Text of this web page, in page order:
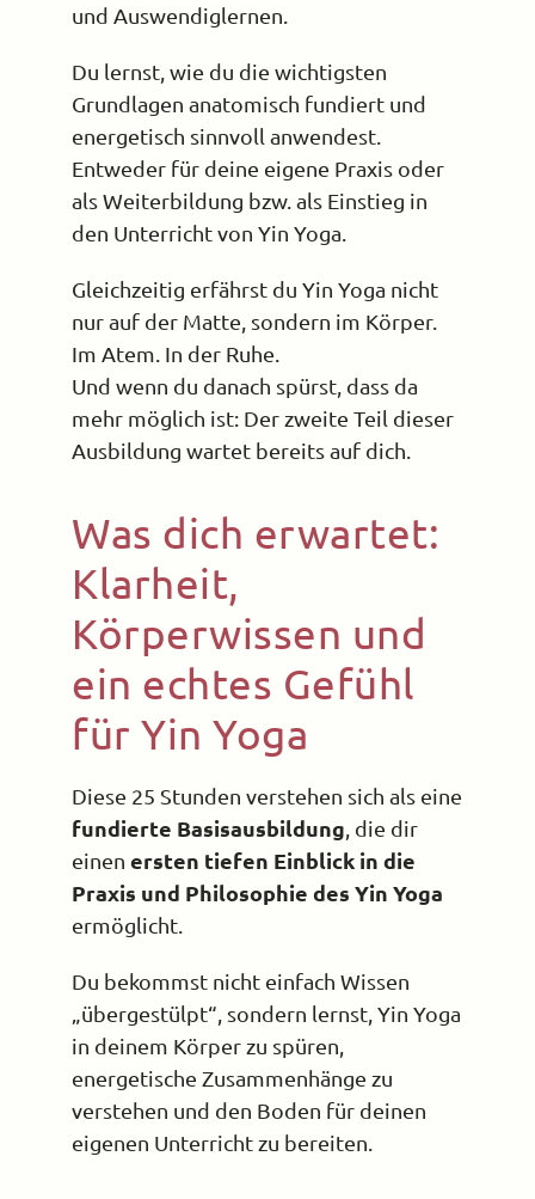
und Auswendiglernen.
Du lernst, wie du die wichtigsten
Grundlagen anatomisch fundiert und
energetisch sinnvoll anwendest.
Entweder für deine eigene Praxis oder
als Weiterbildung bzw. als Einstieg in
den Unterricht von Yin Yoga.
Gleichzeitig erfährst du Yin Yoga nicht
nur auf der Matte, sondern im Körper.
Im Atem. In der Ruhe.
Und wenn du danach spürst, dass da
mehr möglich ist: Der zweite Teil dieser
Ausbildung wartet bereits auf dich.
Was dich erwartet:
Klarheit,
Körperwissen und
ein echtes Gefühl
für Yin Yoga
Diese 25 Stunden verstehen sich als eine
fundierte Basisausbildung , die dir
einen ersten tiefen Einblick in die
Praxis und Philosophie des Yin Yoga
ermöglicht.
Du bekommst nicht einfach Wissen
„übergestülpt“, sondern lernst, Yin Yoga
in deinem Körper zu spüren,
energetische Zusammenhänge zu
verstehen und den Boden für deinen
eigenen Unterricht zu bereiten.